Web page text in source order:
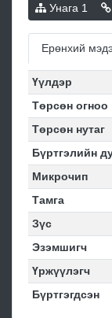
Унага 1
Ерөнхий
Үүлдэр
Төрсөн огноо
Төрсөн нутаг
Бүртгэлийн
Микрочип
Тамга
Зүс
Эзэмшигч
Үржүүлэгч
Бүртгэгдсэн